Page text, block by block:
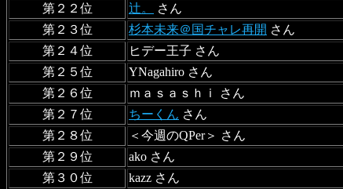
第２２位
辻。 さん
第２３位
杉本未来＠国チャレ再開 さん
第２４位
ヒデー王子 さん
第２５位
YNagahiro さん
第２６位
ｍａｓａｓｈｉ さん
第２７位
ちーくん さん
第２８位
＜今週のQPer＞ さん
第２９位
ako さん
第３０位
kazz さん